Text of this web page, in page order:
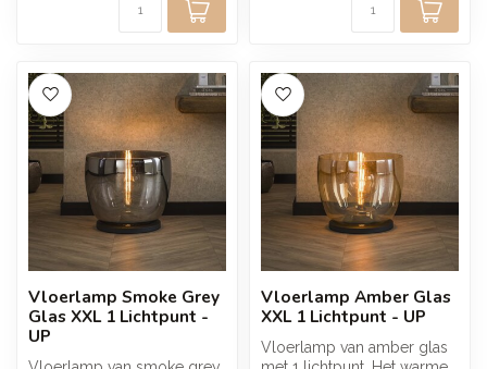
Vloerlamp Smoke Grey
Glas XXL 1 Lichtpunt -
UP
Vloerlamp Amber Glas
XXL 1 Lichtpunt - UP
Vloerlamp van amber glas